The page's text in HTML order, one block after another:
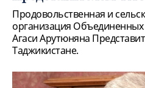
Продовольственная и
организация
Агаси Арутюняна
Таджикистане.